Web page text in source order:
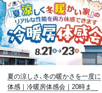
夏の涼しさ、冬の暖かさを一度に
体感｜冷暖房体感会｜20時まで